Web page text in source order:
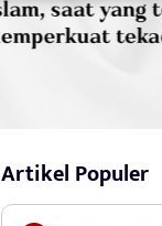
Artikel Populer